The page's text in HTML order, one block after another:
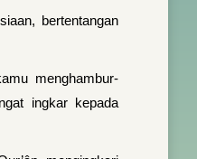
bertentangan
menghambur-
ingkar kepada